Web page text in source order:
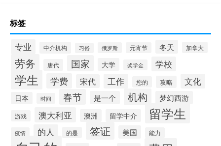
标签
专业 中介机构 习俗 俄罗斯 元宵节 冬天 加拿大
劳务 唐代 国家 大学 奖学金 学校
学生 学费 宋代 工作 您的 攻略 文化
日本 时间 春节 是一个 机构 梦幻西游
游戏 澳大利亚 澳洲 留学中介 留学生
疫情 的人 的是 签证 美国 能力